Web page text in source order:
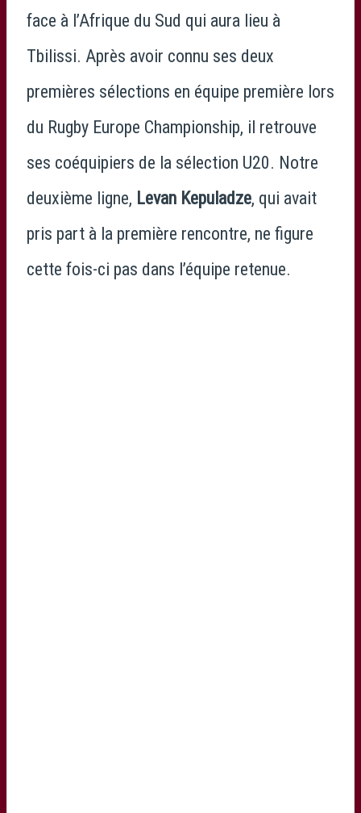
face à l’Afrique du Sud qui aura lieu à
Tbilissi. Après avoir connu ses deux
premières sélections en équipe première lors
du Rugby Europe Championship, il retrouve
ses coéquipiers de la sélection U20. Notre
deuxième ligne, Levan Kepuladze, qui avait
pris part à la première rencontre, ne figure
cette fois-ci pas dans l’équipe retenue.